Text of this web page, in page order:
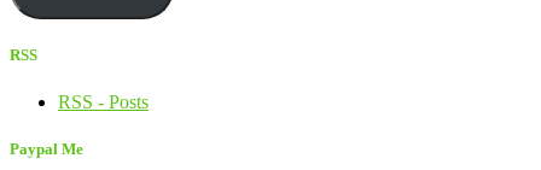
RSS
RSS - Posts
Paypal Me